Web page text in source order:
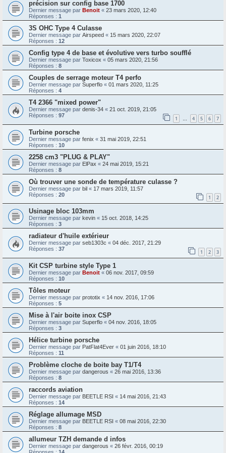
précision sur config base 1700
Dernier message par Benoit « 23 mars 2020, 12:40
Réponses : 1
3S OHC Type 4 Culasse
Dernier message par Airspeed « 15 mars 2020, 22:07
Réponses : 12
Config type 4 de base et évolutive vers turbo soufflé
Dernier message par Toxicox « 05 mars 2020, 21:56
Réponses : 8
Couples de serrage moteur T4 perfo
Dernier message par Superflo « 01 mars 2020, 11:25
Réponses : 4
T4 2366 "mixed power"
Dernier message par denis-34 « 21 oct. 2019, 21:05
Réponses : 97 1 … 4 5 6 7
Turbine porsche
Dernier message par fenix « 31 mai 2019, 22:51
Réponses : 10
2258 cm3 "PLUG & PLAY"
Dernier message par ElPax « 24 mai 2019, 15:21
Réponses : 8
Où trouver une sonde de température culasse ?
Dernier message par bil « 17 mars 2019, 11:57
Réponses : 20 1 2
Usinage bloc 103mm
Dernier message par kevin « 15 oct. 2018, 14:25
Réponses : 3
radiateur d'huile extérieur
Dernier message par seb1303c « 04 déc. 2017, 21:29
Réponses : 37 1 2 3
Kit CSP turbine style Type 1
Dernier message par Benoit « 06 nov. 2017, 09:59
Réponses : 10
Tôles moteur
Dernier message par prototix « 14 nov. 2016, 17:06
Réponses : 5
Mise à l'air boite inox CSP
Dernier message par Superflo « 04 nov. 2016, 18:05
Réponses : 3
Hélice turbine porsche
Dernier message par PatFlat4Ever « 01 juin 2016, 18:10
Réponses : 11
Problème cloche de boite bay T1/T4
Dernier message par dangerous « 26 mai 2016, 13:36
Réponses : 8
raccords aviation
Dernier message par BEETLE RSI « 14 mai 2016, 21:43
Réponses : 14
Réglage allumage MSD
Dernier message par BEETLE RSI « 08 mai 2016, 22:30
Réponses : 8
allumeur TZH demande d infos
Dernier message par dangerous « 26 févr. 2016, 00:19